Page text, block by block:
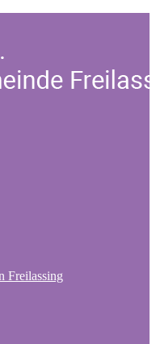
Freilassing